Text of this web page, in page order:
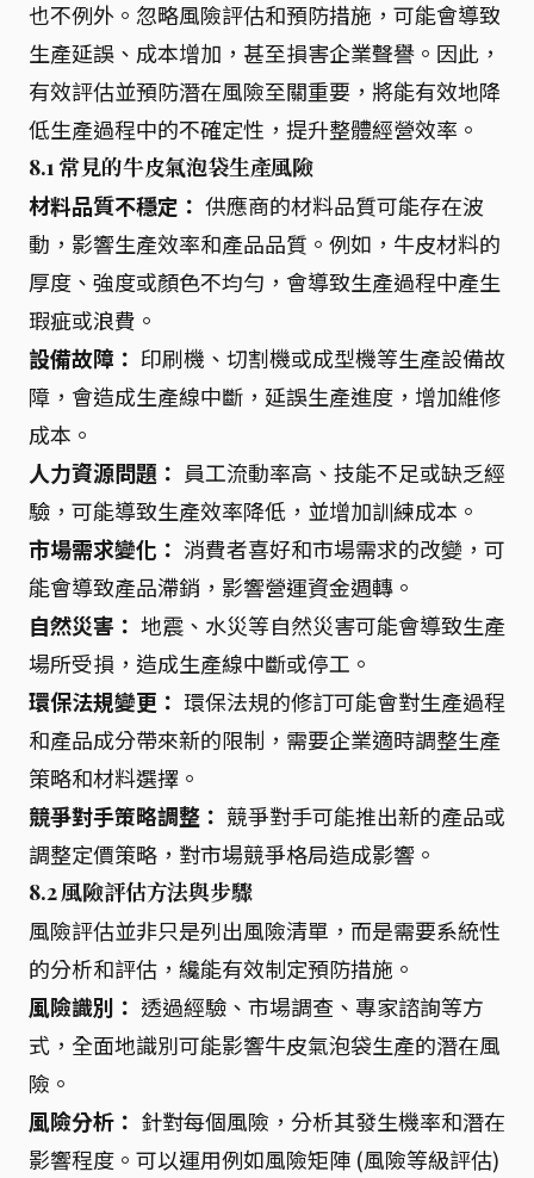
也不例外。忽略風險評估和預防措施，可能會導致
生產延誤、成本增加，甚至損害企業聲譽。因此，
有效評估並預防潛在風險至關重要，將能有效地降
低生產過程中的不確定性，提升整體經營效率。
8.1 常見的牛皮氣泡袋生產風險
材料品質不穩定： 供應商的材料品質可能存在波
動，影響生產效率和產品品質。例如，牛皮材料的
厚度、強度或顏色不均勻，會導致生產過程中產生
瑕疵或浪費。
設備故障： 印刷機、切割機或成型機等生產設備故
障，會造成生產線中斷，延誤生產進度，增加維修
成本。
人力資源問題： 員工流動率高、技能不足或缺乏經
驗，可能導致生產效率降低，並增加訓練成本。
市場需求變化： 消費者喜好和市場需求的改變，可
能會導致產品滯銷，影響營運資金週轉。
自然災害： 地震、水災等自然災害可能會導致生產
場所受損，造成生產線中斷或停工。
環保法規變更： 環保法規的修訂可能會對生產過程
和產品成分帶來新的限制，需要企業適時調整生產
策略和材料選擇。
競爭對手策略調整： 競爭對手可能推出新的產品或
調整定價策略，對市場競爭格局造成影響。
8.2 風險評估方法與步驟
風險評估並非只是列出風險清單，而是需要系統性
的分析和評估，纔能有效制定預防措施。
風險識別： 透過經驗、市場調查、專家諮詢等方
式，全面地識別可能影響牛皮氣泡袋生產的潛在風
險。
風險分析： 針對每個風險，分析其發生機率和潛在
影響程度。可以運用例如風險矩陣 (風險等級評估)